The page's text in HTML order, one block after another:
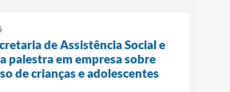
de Assistência Social e
palestra em empresa sobre
de crianças e adolescentes